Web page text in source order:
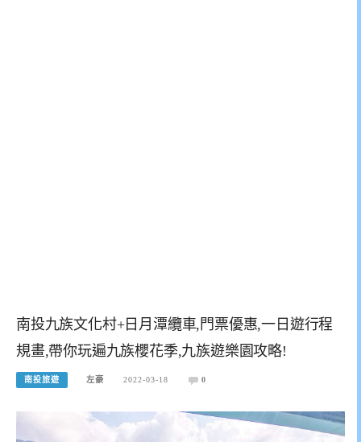
南投九族文化村+日月潭纜車,門票優惠,一日遊行程
規畫,帶你玩遍九族櫻花季,九族遊樂園攻略!
南投旅遊 左豪 2022-03-18 0